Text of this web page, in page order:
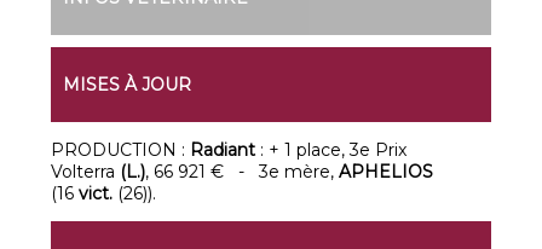
MISES À JOUR
PRODUCTION : Radiant : + 1 place, 3e Prix
Volterra (L.), 66 921 € - 3e mère,APHELIOS
(16vict. (26)).